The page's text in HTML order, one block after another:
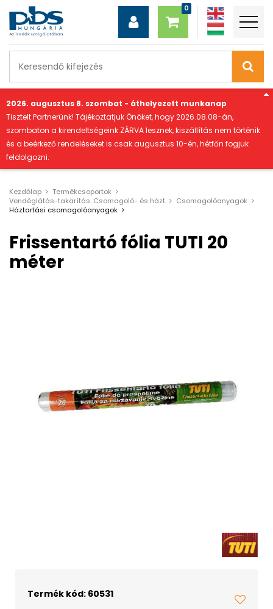
2026. augusztus 8. szombat - áthelyezett munkanap
Tisztelt Partnerünk! Tájékoztatjuk Önöket, hogy 2026.08.08-án,
szombaton a kirendeltségeink ZÁRVA lesznek, kiszállítás nem történik
és a beérkező rendeléseket is csak augusztus 10-én, hétfőn fogjuk
feldolgozni.
Kezdőlap
Termékcsoportok
Vendéglátás-takarítás. Csomagoló- és házt
Csomagolóanyagok
Háztartási csomagolóanyagok
Frissentartó fólia TUTI 20
méter
Termék kód: 60531